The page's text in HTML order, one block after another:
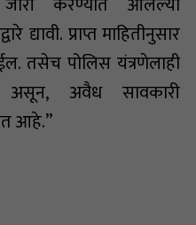
प्राप्त माहितीनुसार
तसेच पोलिस यंत्रणेलाही
अवैध सावकारी
आहे.”